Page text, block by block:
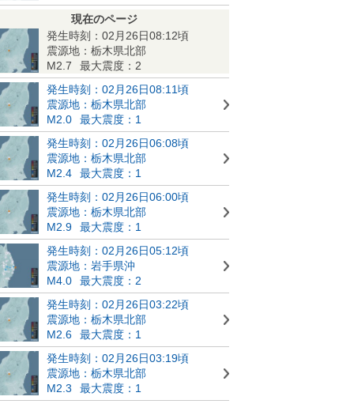
現在のページ
発生時刻：02月26日08:12頃
震源地：栃木県北部
M2.7
最大震度：2
発生時刻：02月26日08:11頃
震源地：栃木県北部
M2.0
最大震度：1
発生時刻：02月26日06:08頃
震源地：栃木県北部
M2.4
最大震度：1
発生時刻：02月26日06:00頃
震源地：栃木県北部
M2.9
最大震度：1
発生時刻：02月26日05:12頃
震源地：岩手県沖
M4.0
最大震度：2
発生時刻：02月26日03:22頃
震源地：栃木県北部
M2.6
最大震度：1
発生時刻：02月26日03:19頃
震源地：栃木県北部
M2.3
最大震度：1